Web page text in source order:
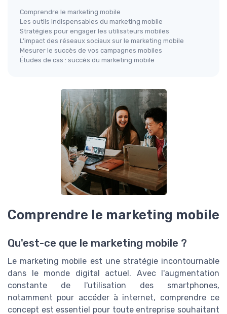
Comprendre le marketing mobile
Les outils indispensables du marketing mobile
Stratégies pour engager les utilisateurs mobiles
L'impact des réseaux sociaux sur le marketing mobile
Mesurer le succès de vos campagnes mobiles
Études de cas : succès du marketing mobile
Comprendre le marketing mobile
Qu'est-ce que le marketing mobile ?
Le marketing mobile est une stratégie incontournable
dans le monde digital actuel. Avec l'augmentation
constante de l'utilisation des smartphones,
notamment pour accéder à internet, comprendre ce
concept est essentiel pour toute entreprise souhaitant